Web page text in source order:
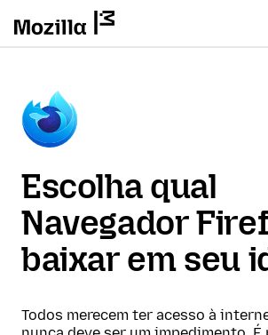
Escolha qual
Navegador
baixar em seu
Todos merecem ter acesso à